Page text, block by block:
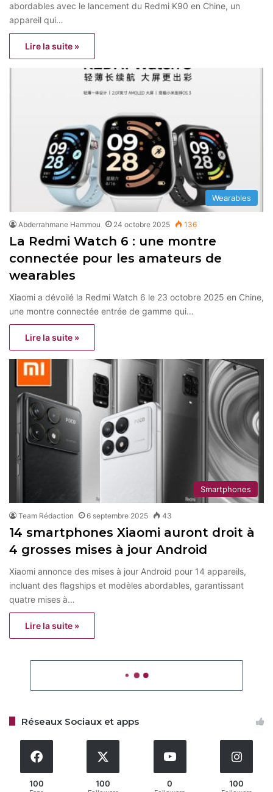
abordables avec le lancement du Redmi K90 en Chine, un
appareil qui…
Lire la suite »
Wearables
Abderrahmane Hammou 24 octobre 2025 136
La Redmi Watch 6 : une montre
connectée pour les amateurs de
wearables
Xiaomi a dévoilé la Redmi Watch 6 le 23 octobre 2025 en Chine,
une montre connectée entrée de gamme qui…
Lire la suite »
Smartphones
Team Rédaction 6 septembre 2025 43
14 smartphones Xiaomi auront droit à
4 grosses mises à jour Android
Xiaomi annonce des mises à jour Android pour 14 appareils,
incluant des flagships et modèles abordables, garantissant
quatre mises à…
Lire la suite »
Réseaux Sociaux et apps
100 100 0 100